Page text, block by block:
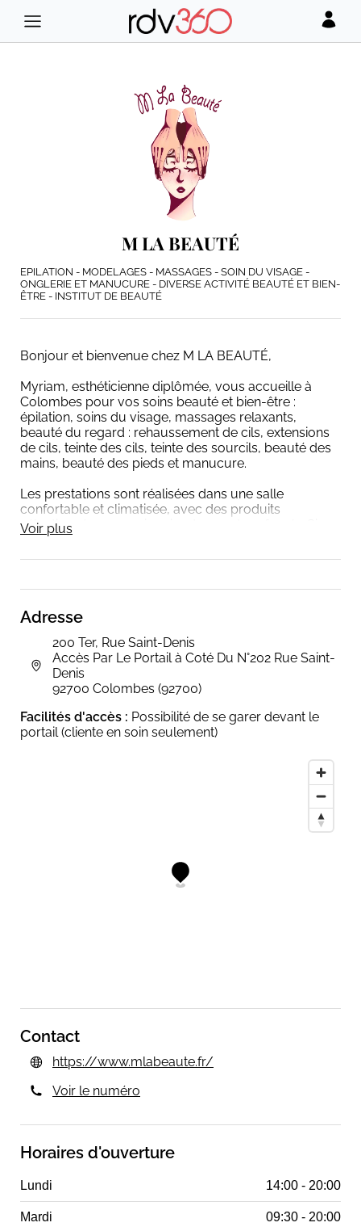
Adresse
200 Ter, Rue Saint-Denis
Accès Par Le Portail à Coté Du N°202 Rue Saint-
Denis
92700 Colombes (92700)
Facilités d'accès : Possibilité de se garer devant le
portail (cliente en soin seulement)
Contact
https://www.mlabeaute.fr/
Voir le numéro
Horaires d'ouverture
Lundi 14:00 - 20:00
Mardi 09:30 - 20:00
M LA BEAUTÉ
EPILATION - MODELAGES - MASSAGES - SOIN DU VISAGE -
ONGLERIE ET MANUCURE - DIVERSE ACTIVITÉ BEAUTÉ ET BIEN-
ÊTRE - INSTITUT DE BEAUTÉ
Bonjour et bienvenue chez M LA BEAUTÉ,
Myriam, esthéticienne diplômée, vous accueille à
Colombes pour vos soins beauté et bien-être :
épilation, soins du visage, massages relaxants,
beauté du regard : rehaussement de cils, extensions
de cils, teinte des cils, teinte des sourcils, beauté des
mains, beauté des pieds et manucure.
Les prestations sont réalisées dans une salle
confortable et climatisée, avec des produits
sélectionnés avec soin : cire douce et parfumée Cire
& Jolie, Rehaucil et Korean Lash Lift pour les
Merci de prendre vos rendez-vous en ligne au moins
en compte. Les rendez-vous peuvent également être
Tout rendez-vous pris en ligne est confirmé par SMS.
Règlement possible en espèces ou par carte bancaire
à partir de 20 €.
Photos des prestations cils disponibles sur Facebook
demande d’ouverture exceptionnelle le lundi matin ou
Voir plus